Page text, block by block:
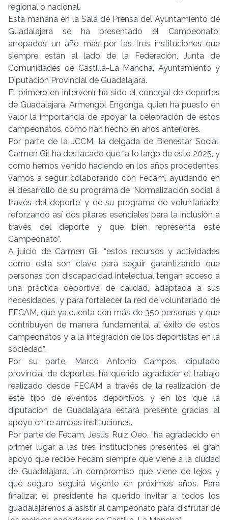
regional o nacional.
Esta mañana en la Sala de Prensa del Ayuntamiento de
Guadalajara se ha presentado el Campeonato,
arropados un año más por las tres instituciones que
siempre están al lado de la Federación, Junta de
Comunidades de Castilla-La Mancha, Ayuntamiento y
Diputación Provincial de Guadalajara.
El primero en intervenir ha sido el concejal de deportes
de Guadalajara, Armengol Engonga, quien ha puesto en
valor la importancia de apoyar la celebración de estos
campeonatos, como han hecho en años anteriores.
Por parte de la JCCM, la delgada de Bienestar Social,
Carmen Gil ha destacado que “a lo largo de este 2025, y
como hemos venido haciendo en los años procedentes,
vamos a seguir colaborando con Fecam, ayudando en
el desarrollo de su programa de ‘Normalización social a
través del deporte’ y de su programa de voluntariado,
reforzando así dos pilares esenciales para la inclusión a
través del deporte y que bien representa este
Campeonato”.
A juicio de Carmen Gil, “estos recursos y actividades
como esta son clave para seguir garantizando que
personas con discapacidad intelectual tengan acceso a
una práctica deportiva de calidad, adaptada a sus
necesidades, y para fortalecer la red de voluntariado de
FECAM, que ya cuenta con más de 350 personas y que
contribuyen de manera fundamental al éxito de estos
campeonatos y a la integración de los deportistas en la
sociedad”.
Por su parte, Marco Antonio Campos, diputado
provincial de deportes, ha querido agradecer el trabajo
realizado desde FECAM a través de la realización de
este tipo de eventos deportivos y en los que la
diputación de Guadalajara estará presente gracias al
apoyo entre ambas instituciones.
Por parte de Fecam, Jesús Ruiz Oeo, “ha agradecido en
primer lugar a las tres instituciones presentes, el gran
apoyo que recibe Fecam siempre que viene a la ciudad
de Guadalajara. Un compromiso que viene de lejos y
que seguro seguirá vigente en próximos años. Para
finalizar, el presidente ha querido invitar a todos los
guadalajareños a asistir al campeonato para disfrutar de